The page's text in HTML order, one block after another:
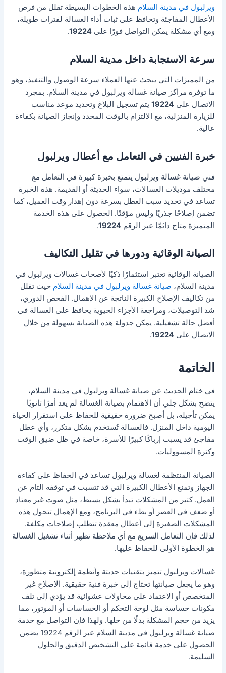
ويرلبول في مدينة السلام هذه الخطوات البسيطة تقلل من فرص
الأعطال المفاجئة وتحافظ على ثبات أداء الغسالة لفترات طويلة،
ومع أي مشكلة يمكن التواصل فورًا على19224
.
سرعة الاستجابة داخل مدينة السلام
من المميزات التي يبحث عنها العملاء سرعة الوصول والتنفيذ، وهو
ما توفره مراكز صيانة غسالة ويرلبول في مدينة السلام. بمجرد
الاتصال على19224 يتم تسجيل البلاغ وتحديد موعد مناسب
للزيارة المنزلية، مع الالتزام بالوقت المحدد وإنجاز الصيانة بكفاءة
عالية.
خبرة الفنيين في التعامل مع أعطال ويرلبول
فني صيانة غسالة ويرلبول يتمتع بخبرة كبيرة في التعامل مع
مختلف موديلات الغسالات، سواء الحديثة أو القديمة. هذه الخبرة
تساعد في تحديد سبب العطل بسرعة دون إهدار وقت العميل، كما
تضمن إصلاحًا جذريًا وليس مؤقتًا. الحصول على هذه الخدمة
المتميزة متاح دائمًا عبر الرقم19224
.
الصيانة الوقائية ودورها في تقليل التكاليف
الصيانة الوقائية تعتبر استثمارًا ذكيًا لأصحاب غسالات ويرلبول في
مدينة السلام، صيانة غسالة ويرلبول في مدينة السلام حيث تقلل
من تكاليف الإصلاح الكبيرة الناتجة عن الإهمال. الفحص الدوري،
شد التوصيلات، ومراجعة الأجزاء الحيوية يحافظ على الغسالة في
أفضل حالة تشغيلية. يمكن جدولة هذه الصيانة بسهولة من خلال
الاتصال على19224
.
الخاتمة
في ختام الحديث عن صيانة غسالة ويرلبول في مدينة السلام،
يتضح بشكل جلي أن الاهتمام بصيانة الغسالة لم يعد أمرًا ثانويًا
يمكن تأجيله، بل أصبح ضرورة حقيقية للحفاظ على استقرار الحياة
اليومية داخل المنزل. فالغسالة تُستخدم بشكل متكرر، وأي عطل
مفاجئ قد يسبب إرباكًا كبيرًا للأسرة، خاصة في ظل ضيق الوقت
وكثرة المسؤوليات.
الصيانة المنتظمة لغسالة ويرلبول تساعد في الحفاظ على كفاءة
الجهاز وتمنع الأعطال الكبيرة التي قد تتسبب في توقفه التام عن
العمل. كثير من المشكلات تبدأ بشكل بسيط، مثل صوت غير معتاد
أو ضعف في العصر أو بطء في البرنامج، ومع الإهمال تتحول هذه
المشكلات الصغيرة إلى أعطال معقدة تتطلب إصلاحات مكلفة.
لذلك فإن التعامل السريع مع أي ملاحظة تظهر أثناء تشغيل الغسالة
هو الخطوة الأولى للحفاظ عليها.
غسالات ويرلبول تتميز بتقنيات حديثة وأنظمة إلكترونية متطورة،
وهو ما يجعل صيانتها تحتاج إلى خبرة فنية حقيقية. الإصلاح غير
المتخصص أو الاعتماد على محاولات عشوائية قد يؤدي إلى تلف
مكونات حساسة مثل لوحة التحكم أو الحساسات أو الموتور، مما
يزيد من حجم المشكلة بدلًا من حلها. ولهذا فإن التواصل مع خدمة
صيانة غسالة ويرلبول في مدينة السلام عبر الرقم 19224 يضمن
الحصول على خدمة قائمة على التشخيص الدقيق والحلول
السليمة.